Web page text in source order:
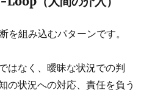
を組み込むパターンです。
はなく、曖昧な状況での判
の状況への対応、責任を負う